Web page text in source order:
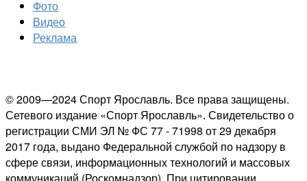
Фото
Видео
Реклама
© 2009—2024 Спорт Ярославль. Все права защищены.
Сетевого издание «Спорт Ярославль». Свидетельство о
регистрации СМИ ЭЛ № ФС 77 - 71998 от 29 декабря
2017 года, выдано Федеральной службой по надзору в
сфере связи, информационных технологий и массовых
коммуникаций (Роскомнадзор). При цитировании